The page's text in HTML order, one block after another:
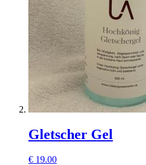
Gletscher Gel
€ 19.00